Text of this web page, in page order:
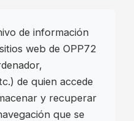
de información
web de OPP72
de quien accede
y recuperar
que se